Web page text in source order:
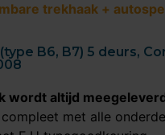
trekhaak +
B6, B7) 5 deurs,
wordt altijd
met alle